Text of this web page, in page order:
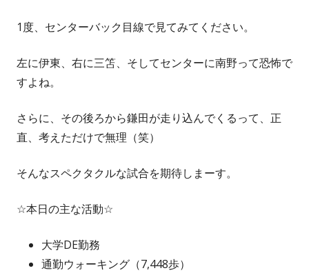
1度、センターバック目線で見てみてください。
左に伊東、右に三笘、そしてセンターに南野って恐怖で
すよね。
さらに、その後ろから鎌田が走り込んでくるって、正
直、考えただけで無理（笑）
そんなスペクタクルな試合を期待しまーす。
☆本日の主な活動☆
大学DE勤務
通勤ウォーキング（7,448歩）